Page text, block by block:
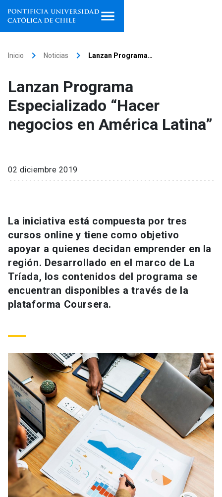
Facultades, escuelas e
institutos
Investigación
Extensión
Información para keyboard_arrow_down
Futuros estudiantes
Estudiantes
Personal
Alumni launch
Padres y familia
Vecinos launch
Go to english site launch
ACCESOS DIRECTOS
Correo UC
Mi Portal UC launch
Medios Biblioteca launch
Donaciones launch
Inicio keyboard_arrow_right Noticias keyboard_arrow_right Lanzan Programa…
Lanzan Programa
Especializado “Hacer
negocios en América Latina”
02 diciembre 2019
La iniciativa está compuesta por tres
cursos online y tiene como objetivo
apoyar a quienes decidan emprender en la
región. Desarrollado en el marco de La
Tríada, los contenidos del programa se
encuentran disponibles a través de la
plataforma Coursera.